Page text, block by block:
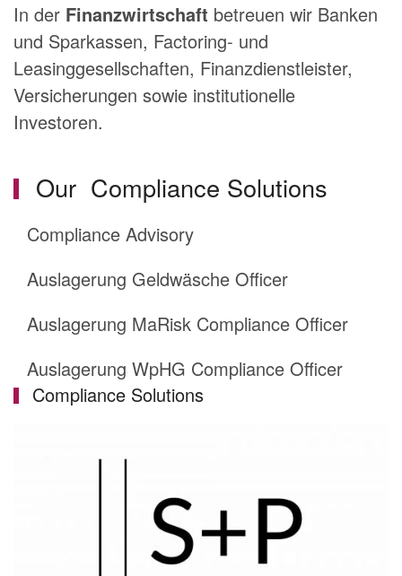
In der Finanzwirtschaft betreuen wir Banken
und Sparkassen, Factoring- und
Leasinggesellschaften, Finanzdienstleister,
Versicherungen sowie institutionelle
Investoren.
Our Compliance Solutions
Compliance Advisory
Auslagerung Geldwäsche Officer
Auslagerung MaRisk Compliance Officer
Auslagerung WpHG Compliance Officer
Compliance Solutions